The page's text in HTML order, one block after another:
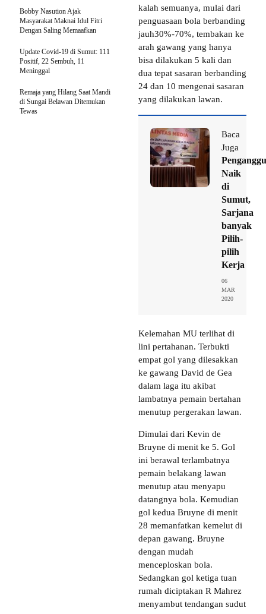
kalah semuanya, mulai dari
penguasaan bola berbanding
jauh30%-70%, tembakan ke
arah gawang yang hanya
bisa dilakukan 5 kali dan
dua tepat sasaran berbanding
24 dan 10 mengenai sasaran
yang dilakukan lawan.
Baca
Juga
Naik
di
Sumut,
Sarjana
banyak
Pilih-
pilih
Kerja
06
MAR
2020
Kelemahan MU terlihat di
lini pertahanan. Terbukti
empat gol yang dilesakkan
ke gawang David de Gea
dalam laga itu akibat
lambatnya pemain bertahan
menutup pergerakan lawan.
Dimulai dari Kevin de
Bruyne di menit ke 5. Gol
ini berawal terlambatnya
pemain belakang lawan
menutup atau menyapu
datangnya bola. Kemudian
gol kedua Bruyne di menit
28 memanfatkan kemelut di
depan gawang. Bruyne
dengan mudah
menceploskan bola.
Sedangkan gol ketiga tuan
rumah diciptakan R Mahrez
menyambut tendangan sudut
Bobby Nasution Ajak
Masyarakat Maknai Idul Fitri
Dengan Saling Memaafkan
Update Covid-19 di Sumut: 111
Positif, 22 Sembuh, 11
Meninggal
Remaja yang Hilang Saat Mandi
di Sungai Belawan Ditemukan
Tewas